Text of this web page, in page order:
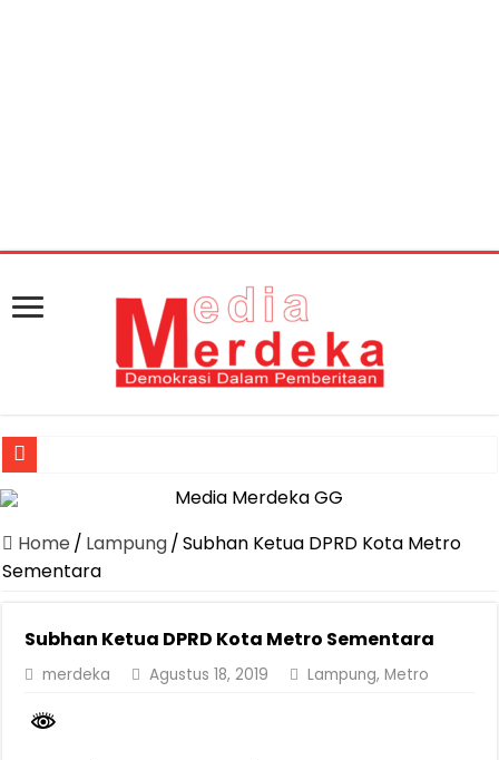
Jasa Raharja Serahkan Santunan kepada Ahli Waris Korban
Canangkan Desa TAPIS dan Luncurkan Sekolah Lansia di
Pemprov Lampung Berhasil Kendalikan Inflasi, Jadi Provinsi
Dirut Jasa Raharja Dampingi Wamenhub Tinjau Penanganan
Pastikan Pelayanan Maksimal, Direksi Jasa Raharja Tinjau Korban
Dirut Jasa Raharja Dampingi Wamenhub Tinjau Penanganan
Home / Lampung/Subhan Ketua DPRD Kota Metro
Sementara
Subhan Ketua DPRD Kota Metro Sementara
merdeka Agustus 18, 2019 Lampung,Metro